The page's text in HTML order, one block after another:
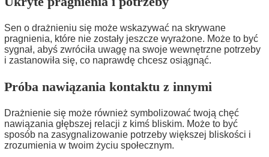
Sen o drażnieniu się może wskazywać na skrywane
pragnienia, które nie zostały jeszcze wyrażone. Może to być
sygnał, abyś zwróciła uwagę na swoje wewnętrzne potrzeby
i zastanowiła się, co naprawdę chcesz osiągnąć.
Próba nawiązania kontaktu z innymi
Drażnienie się może również symbolizować twoją chęć
nawiązania głębszej relacji z kimś bliskim. Może to być
sposób na zasygnalizowanie potrzeby większej bliskości i
zrozumienia w twoim życiu społecznym.